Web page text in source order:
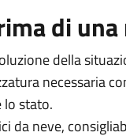
di
della
necessaria
lo stato.
da neve,